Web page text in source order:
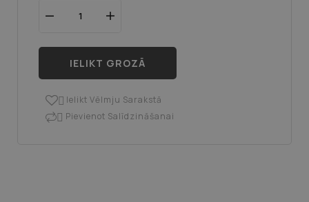
IELIKT GROZĀ
 Ielikt Vēlmju Sarakstā
 Pievienot Salīdzināšanai